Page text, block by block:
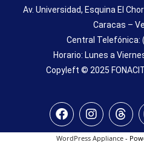
Av. Universidad, Esquina El
Caracas –
Central Telefónica:
Horario: Lunes a
Copyleft © 2025
WordPress Appliance -